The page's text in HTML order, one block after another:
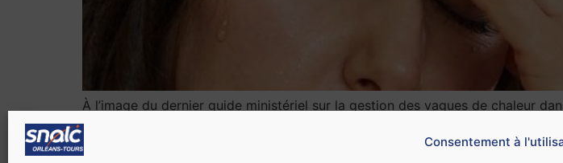
Consentement à
À l’image du dernier guide ministériel sur la gestion des vagues de chaleur
tant qu’il n’y a pas à mettre la main à la poche. 35 degrés dans votre salle de
stores ? Avez-vous dans ce cas pensé à emmener vos élèves dans une salle